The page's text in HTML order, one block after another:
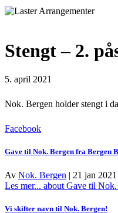
Stengt – 2.
5. april 2021
Nok. Bergen holder stengt i
Facebook
Gave til Nok. Bergen fra Bergen
Av Nok. Bergen | 21 jan 2021
Les mer... about Gave til
Vi skifter navn til Nok. Bergen!